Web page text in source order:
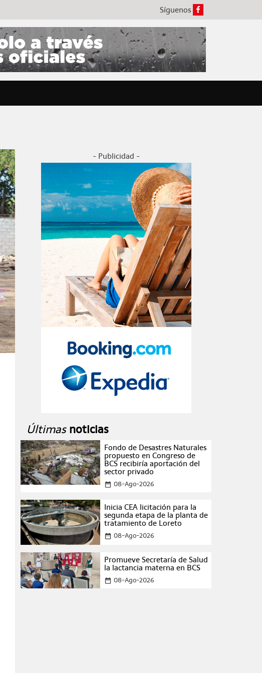
Síguenos
- Publicidad -
Últimas noticias
Fondo de Desastres Naturales
propuesto en Congreso de
BCS recibiría aportación del
sector privado
date_range 08-Ago-2026
Inicia CEA licitación para la
segunda etapa de la planta de
tratamiento de Loreto
date_range 08-Ago-2026
Promueve Secretaría de Salud
la lactancia materna en BCS
date_range 08-Ago-2026